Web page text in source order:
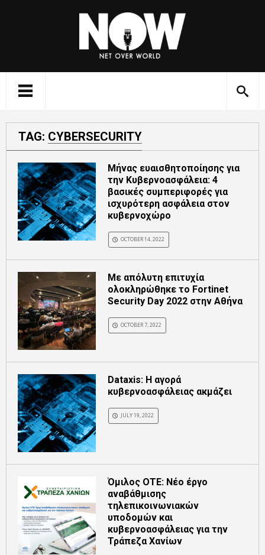
TAG: CYBERSECURITY
Μήνας ευαισθητοποίησης για
την Κυβερνοασφάλεια: 4
βασικές συμπεριφορές για
ισχυρότερη ασφάλεια στον
κυβερνοχώρο
OCTOBER 14, 2022
Με απόλυτη επιτυχία
ολοκληρώθηκε το Fortinet
Security Day 2022 στην Αθήνα
OCTOBER 7, 2022
Dataxis: Η αγορά
κυβερνοασφάλειας ακμάζει
JULY 19, 2022
Όμιλος ΟΤΕ: Νέο έργο
αναβάθμισης
τηλεπικοινωνιακών
υποδομών και
κυβερνοασφάλειας για την
Τράπεζα Χανίων